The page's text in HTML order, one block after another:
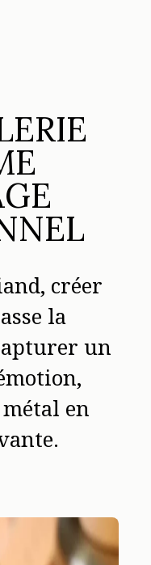
créer
la
un
en